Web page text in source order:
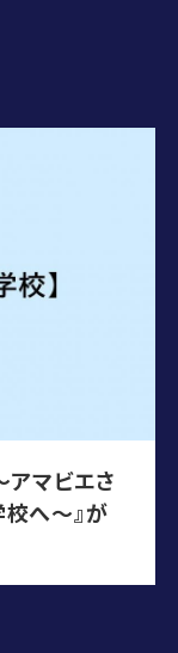
マビエさ
へ～』が